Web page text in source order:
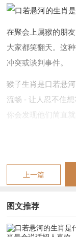
在聚会上属猴的朋
大家都笑翻天。这
冲突或谈判事件。
猴子生肖是口若悬
流畅 - 让人忍不住
你会发现他们简直
明。不会绕弯子;在
通过说实话- 时甚至
社交场合,鸡生肖能
上一篇
图文推荐